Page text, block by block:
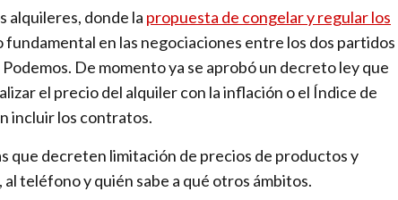
m
b
i
o
–
h
e
alquileres, donde la propuesta de congelar y regular los
fundamental en las negociaciones entre los dos partidos
De momento ya se aprobó un decreto ley que
el precio del alquiler con la inflación o el Índice de
incluir los contratos.
que decreten limitación de precios de productos y
teléfono y quién sabe a qué otros ámbitos.